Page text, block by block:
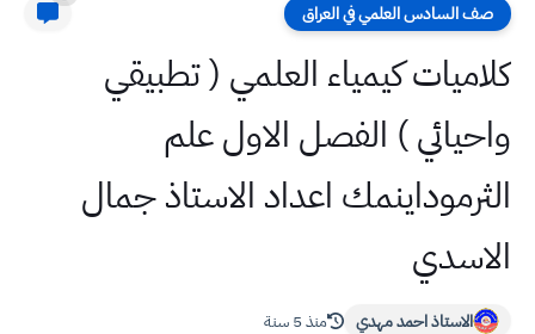
صف السادس العلمي في العراق
كلاميات كيمياء العلمي ( تطبيقي
واحيائي ) الفصل الاول علم
الثرموداينمك اعداد الاستاذ جمال
الاسدي
الاستاذ احمد مهدي منذ 5 سنة